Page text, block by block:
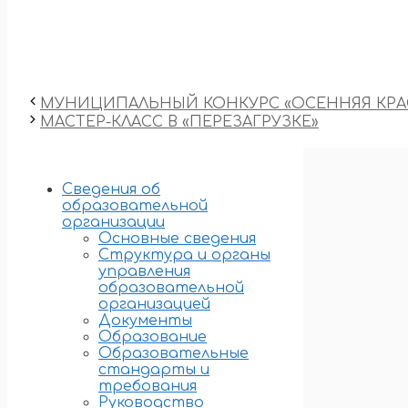
МУНИЦИПАЛЬНЫЙ КОНКУРС «ОСЕННЯЯ
МАСТЕР-КЛАСС В «ПЕРЕЗАГРУЗКЕ»
Сведения об
образовательной
организации
Основные сведения
Структура и органы
управления
образовательной
организацией
Документы
Образование
Образовательные
стандарты и
требования
Руководство